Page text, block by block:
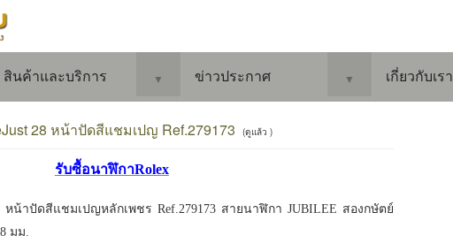
สินค้าและบริการ ▼ ข่าวประกาศ ▼ เกี่ยวกับเรา
28 หน้าปัดสีแชมเปญ Ref.279173 (ดูแล้ว )
รับซื้อนาฬิกาRolex
น้าปัดสีแชมเปญหลักเพชร Ref.279173 สายนาฬิกา JUBILEE สองกษัตย์
มม.